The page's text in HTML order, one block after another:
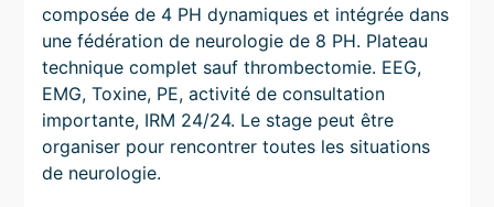
composée de 4 PH dynamiques et intégrée dans
une fédération de neurologie de 8 PH. Plateau
technique complet sauf thrombectomie. EEG,
EMG, Toxine, PE, activité de consultation
importante, IRM 24/24. Le stage peut être
organiser pour rencontrer toutes les situations
de neurologie.